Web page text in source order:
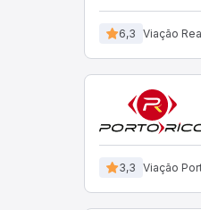
6,3 Viação
3,3 Viação